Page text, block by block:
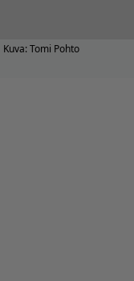
Kuva: Tomi Pohto